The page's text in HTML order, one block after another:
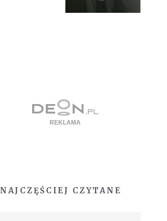
NAJCZĘŚCIEJ CZYTANE